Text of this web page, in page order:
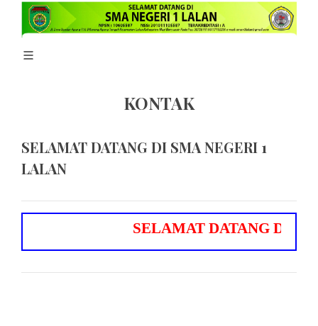
KONTAK
SELAMAT DATANG DI SMA NEGERI 1
LALAN
ELAMAT DATANG DI S